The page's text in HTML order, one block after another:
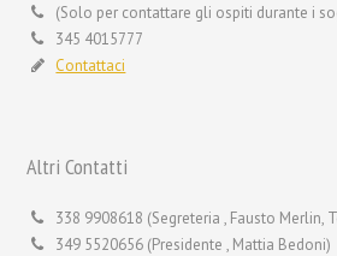
(Solo per contattare gli ospiti durante i
345 4015777
Contattaci
Altri Contatti
338 9908618 (Segreteria , Fausto Merlin,
349 5520656 (Presidente , Mattia Bedoni)